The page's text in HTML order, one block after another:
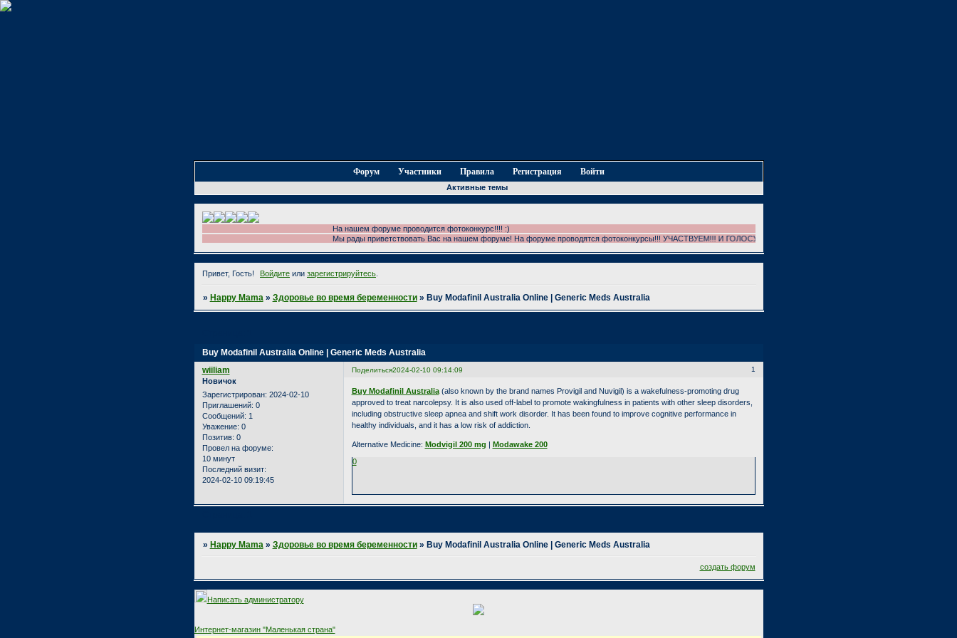
Форум Участники Правила Регистрация Войти
Активные темы
На нашем форуме проводится фотоконкурс!!!! :)
Мы рады приветствовать Вас на нашем форуме! На форуме проводятся фотоконкурсы!!! УЧАСТВУЕМ!!! И ГОЛОСУЕМ!!!!!! НЕ ЗАБЫВАЕМ ГОЛОСОВАТЬ!!!!!!!!!! :)
Привет, Гость! Войдите или зарегистрируйтесь
» Happy Mama » Здоровье во время беременности » Buy Modafinil Australia Online | Generic Meds Australia
Buy Modafinil Australia Online | Generic Meds Australia
Поделиться 1
2024-02-10 09:14:09
wiiliam
Новичок
Зарегистрирован: 2024-02-10
Приглашений: 0
Сообщений: 1
Уважение: 0
Позитив: 0
Провел на форуме:
10 минут
Последний визит:
2024-02-10 09:19:45
Buy Modafinil Australia(also known by the brand names Provigil and Nuvigil) is a wakefulness-promoting drug
approved to treat narcolepsy. It is also used off-label to promote wakingfulness in patients with other sleep disorders,
including obstructive sleep apnea and shift work disorder. It has been found to improve cognitive performance in
healthy individuals, and it has a low risk of addiction.
Alternative Medicine: Modvigil 200 mg | Modawake 200
0
» Happy Mama » Здоровье во время беременности » Buy Modafinil Australia Online | Generic Meds Australia
создать форум
Написать администратору
Интернет-магазин "Маленькая страна"